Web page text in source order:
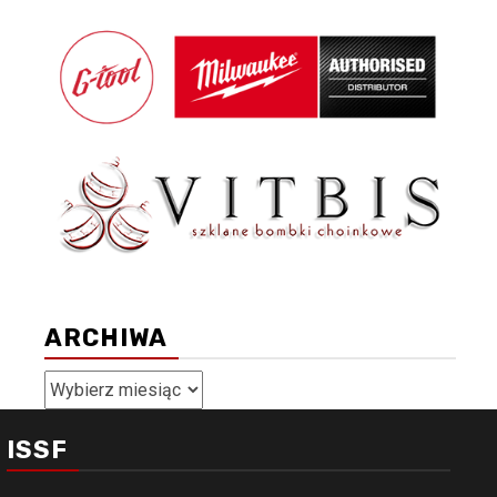
ARCHIWA
Archiwa
ISSF